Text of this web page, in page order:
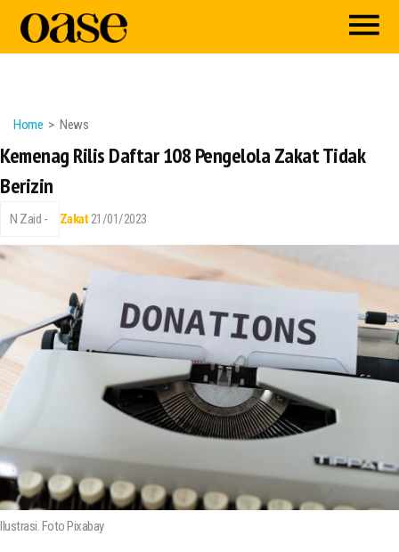
Home News
Kemenag Rilis Daftar 108 Pengelola Zakat Tidak
Berizin
N Zaid - Zakat21/01/2023
Ilustrasi. Foto Pixabay